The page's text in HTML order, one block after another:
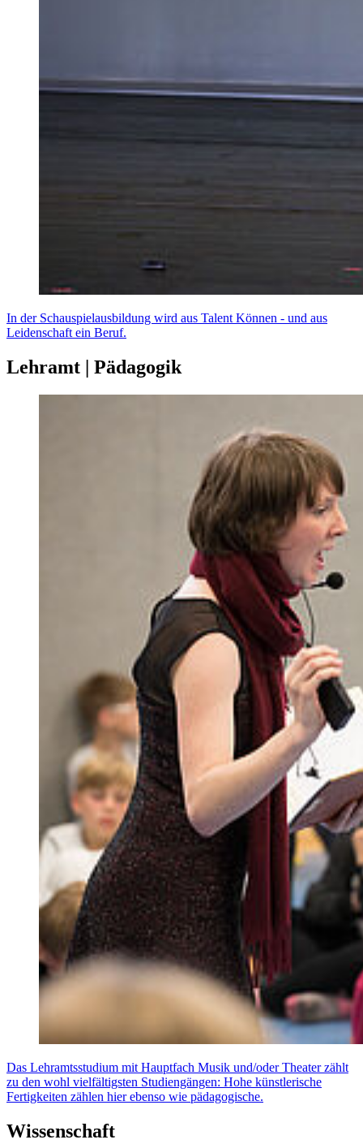
In der Schauspielausbildung wird aus Talent Können - und aus
Leidenschaft ein Beruf.
Lehramt | Pädagogik
Das Lehramtsstudium mit Hauptfach Musik und/oder Theater zählt
zu den wohl vielfältigsten Studiengängen: Hohe künstlerische
Fertigkeiten zählen hier ebenso wie pädagogische.
Wissenschaft